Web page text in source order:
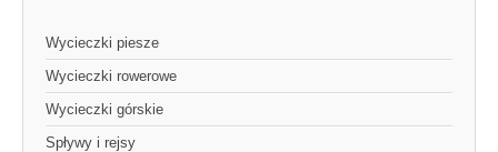
Wycieczki piesze
Wycieczki rowerowe
Wycieczki górskie
Spływy i rejsy